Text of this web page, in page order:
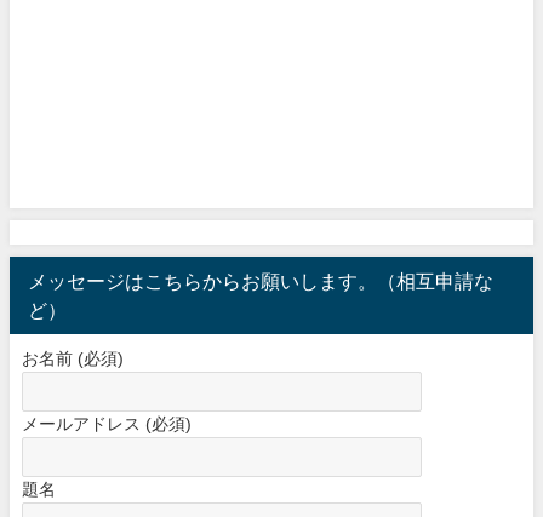
メッセージはこちらからお願いします。（相互申請な
ど）
お名前 (必須)
メールアドレス (必須)
題名